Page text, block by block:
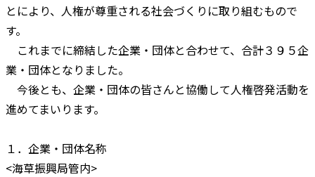
とにより、人権が尊重される社会づくりに取り組むもので
す。
これまでに締結した企業・団体と合わせて、合計３９５企
業・団体となりました。
今後とも、企業・団体の皆さんと協働して人権啓発活動を
進めてまいります。
１．企業・団体名称
<海草振興局管内>